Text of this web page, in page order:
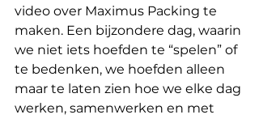
video over Maximus Packing te
maken. Een bijzondere dag, waarin
we niet iets hoefden te “spelen” of
te bedenken, we hoefden alleen
maar te laten zien hoe we elke dag
werken, samenwerken en met